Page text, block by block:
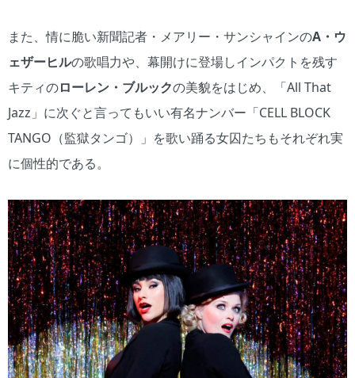
また、情に脆い新聞記者・メアリー・サンシャインのA・ウ
ェザーヒルの歌唱力や、幕開けに登場しインパクトを残す
キティのローレン・ブルックの美貌をはじめ、「All That
Jazz」に次ぐと言ってもいい有名ナンバー「CELL BLOCK
TANGO（監獄タンゴ）」を歌い踊る女囚たちもそれぞれ実
に個性的である。